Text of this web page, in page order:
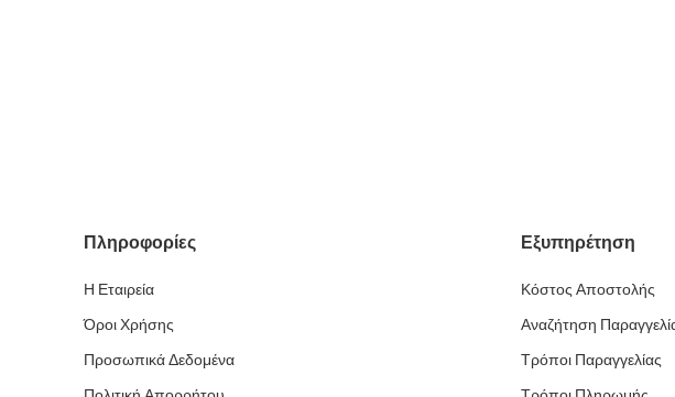
Πληροφορίες
Η Εταιρεία
Όροι Χρήσης
Προσωπικά Δεδομένα
Εξυπηρέτηση
Κόστος Αποστολής
Αναζήτηση
Τρόποι Παραγγελίας